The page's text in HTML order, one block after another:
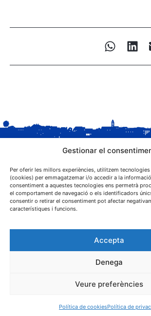
Gestionar el
Per oferir les millors experiències, utilitzem
(cookies) per emmagatzemar i/o accedir a la
consentiment a aquestes tecnologies ens permetrà
el comportament de navegació o els identificadors
consentir o retirar el consentiment pot afectar
característiques i funcions.
Accepta
Denega
Veure preferències
Política de cookiesPolítica de
C. Sant Josep, 1
25243 El Palau d'Anglesola (Pla
Privacitat Cookies
Protecció